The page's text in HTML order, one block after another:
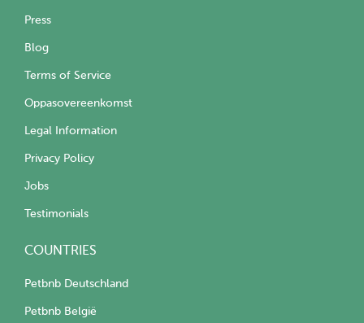
Press
Blog
Terms of Service
Oppasovereenkomst
Legal Information
Privacy Policy
Jobs
Testimonials
COUNTRIES
Petbnb Deutschland
Petbnb België